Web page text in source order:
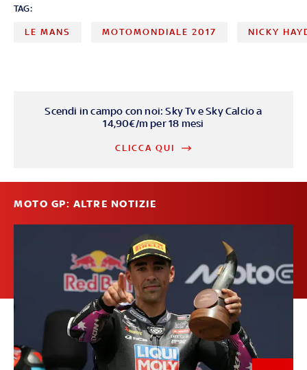
TAG:
LE MANS MOTOMONDIALE 2017 NICKY
Scendi in campo con noi: Sky Tv e Sky Calcio a
14,90€/m per 18 mesi
CLICCA QUI
MOTO GP: ALTRE NOTIZIE